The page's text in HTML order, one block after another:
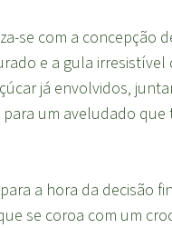
se com a concepção
e a gula
já envolvidos,
um aveludado
a hora da decisão
se coroa com um